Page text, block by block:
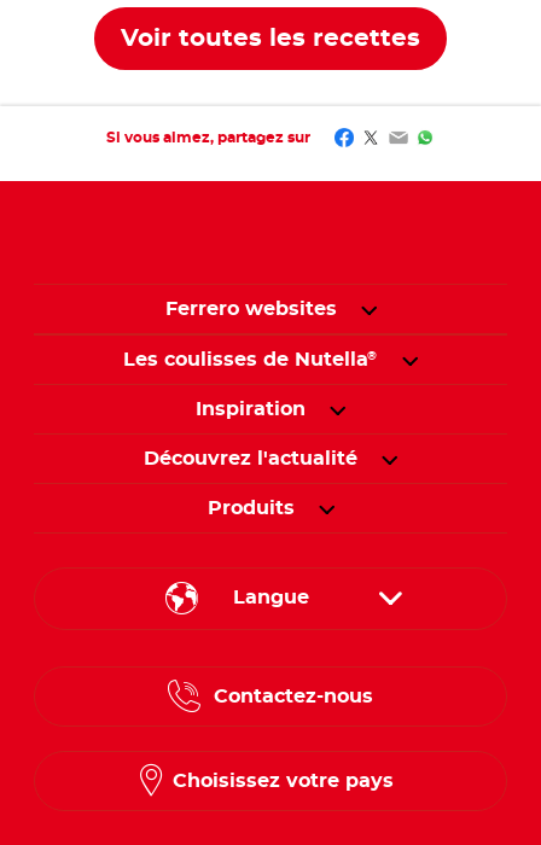
Voir toutes les recettes
Si vous aimez, partagez sur Facebook
Twitter
EmailWhatsApp
Ferrero websites
Les coulisses de Nutella®
Inspiration
Découvrez l'actualité
Produits
Langue
French
Contactez-nous
Choisissez votre pays